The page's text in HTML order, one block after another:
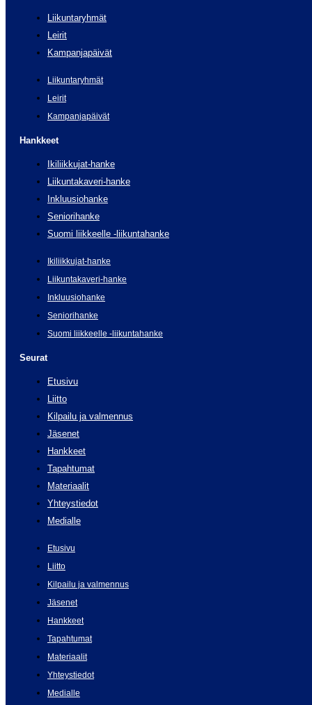
Liikuntaryhmät
Leirit
Kampanjapäivät
Liikuntaryhmät
Leirit
Kampanjapäivät
Hankkeet
Ikiliikkujat-hanke
Liikuntakaveri-hanke
Inkluusiohanke
Seniorihanke
Suomi liikkeelle -liikuntahanke
Ikiliikkujat-hanke
Liikuntakaveri-hanke
Inkluusiohanke
Seniorihanke
Suomi liikkeelle -liikuntahanke
Seurat
Etusivu
Liitto
Kilpailu ja valmennus
Jäsenet
Hankkeet
Tapahtumat
Materiaalit
Yhteystiedot
Medialle
Etusivu
Liitto
Kilpailu ja valmennus
Jäsenet
Hankkeet
Tapahtumat
Materiaalit
Yhteystiedot
Medialle